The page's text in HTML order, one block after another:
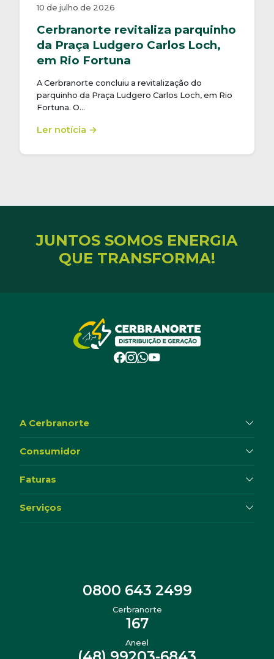
10 de julho de 2026
Cerbranorte revitaliza parquinho
da Praça Ludgero Carlos Loch,
em Rio Fortuna
A Cerbranorte concluiu a revitalização do
parquinho da Praça Ludgero Carlos Loch, em Rio
Fortuna. O…
Ler notícia →
JUNTOS SOMOS ENERGIA
QUE TRANSFORMA!
A Cerbranorte
Consumidor
Faturas
Serviços
0800 643 2499
Cerbranorte
167
Aneel